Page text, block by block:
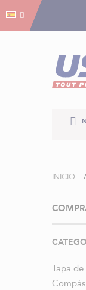
INICIO
Tapa
Compás
Gestión de cookies
Gestión de cookies